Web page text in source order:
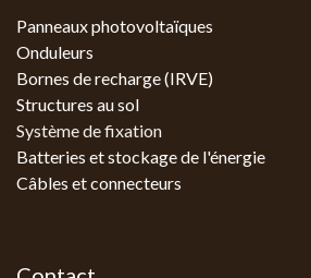
Panneaux photovoltaïques
Onduleurs
Bornes de recharge (IRVE)
Structures au sol
Système de fixation
Batteries et stockage de l'énergie
Câbles et connecteurs